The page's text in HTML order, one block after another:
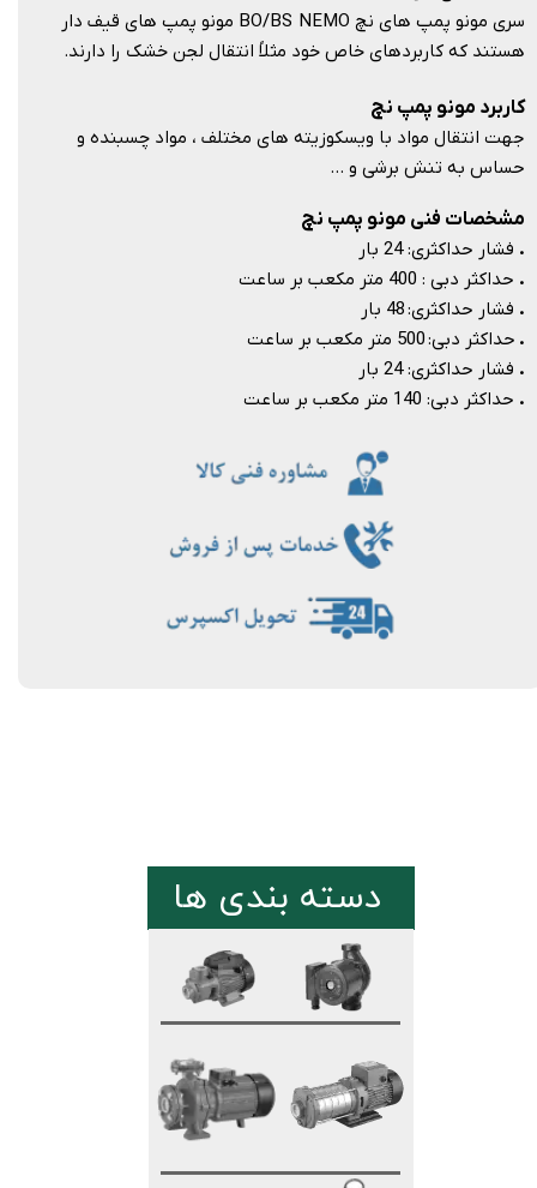
سری مونو پمپ های نچ BO/BS NEMO مونو پمپ های قیف دار
هستند که کاربردهای خاص خود مثلاً انتقال لجن خشک را دارند.​​​​​​​
کاربرد مونو پمپ نچ
جهت انتقال مواد با ویسکوزیته های مختلف ، مواد چسبنده و
حساس به تنش برشی و …​​​​​​​
مشخصات فنی مونو پمپ نچ
. فشار حداکثری: 24 بار
. حداکثر دبی : 400 متر مکعب بر ساعت
. فشار حداکثری: 48 بار
. حداکثر دبی: 500 متر مکعب بر ساعت
. فشار حداکثری: 24 بار
. حداکثر دبی: 140 متر مکعب بر ساعت
دسته بندی ها